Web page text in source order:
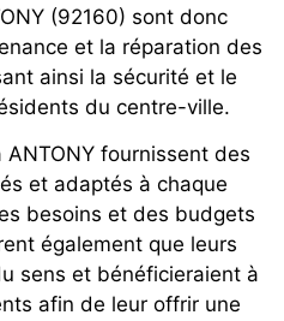
(92160) sont donc
et la réparation des
ainsi la sécurité et le
du centre-ville.
fournissent des
et adaptés à chaque
besoins et des budgets
également que leurs
sens et bénéficieraient à
afin de leur offrir une